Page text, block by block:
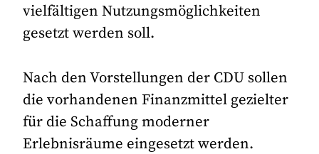
vielfältigen Nutzungsmöglichkeiten
gesetzt werden soll.
Nach den Vorstellungen der CDU sollen
die vorhandenen Finanzmittel gezielter
für die Schaffung moderner
Erlebnisräume eingesetzt werden.